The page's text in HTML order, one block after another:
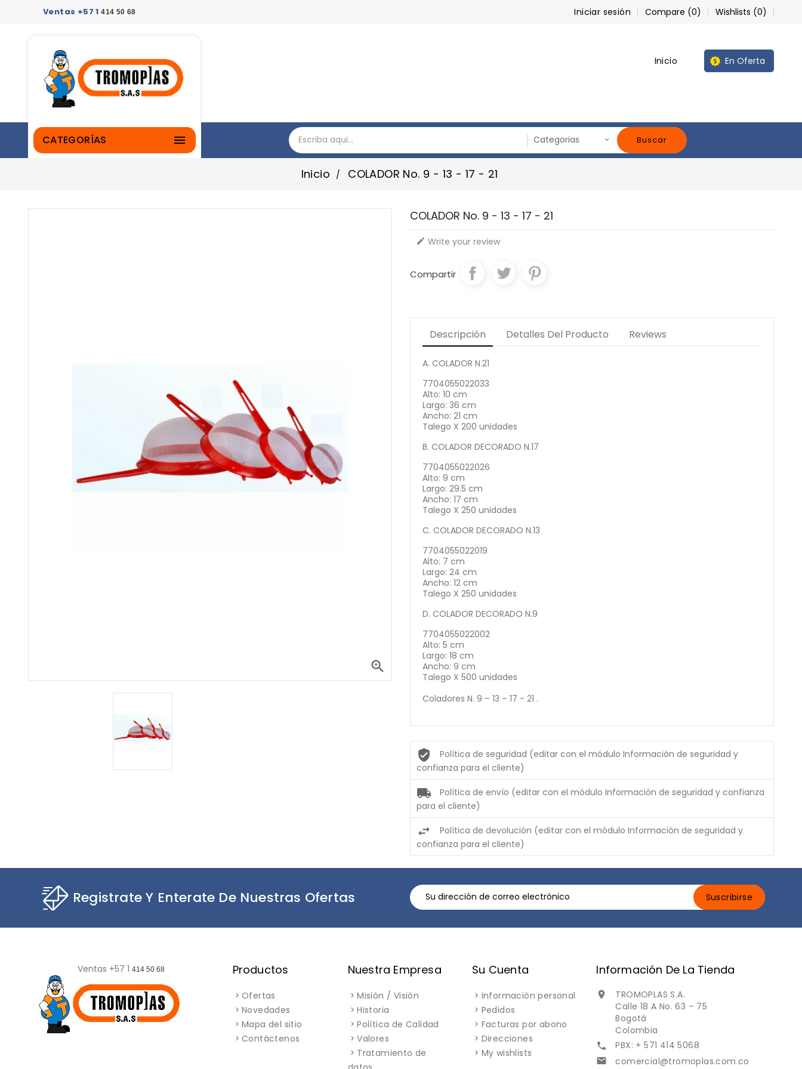
Ventas +57 1414 50 68 Iniciar sesión Compare (0) Wishlists (0)
Inicio En Oferta
CATEGORÍAS  Buscar
Inicio COLADOR No. 9 - 13 - 17 - 21

COLADOR No. 9 - 13 - 17 - 21
 Write your review
Compartir
Descripción Detalles Del Producto Reviews
A. COLADOR N.21
7704055022033
Alto: 10 cm
Largo: 36 cm
Ancho: 21 cm
Talego X 200 unidades
B. COLADOR DECORADO N.17
7704055022026
Alto: 9 cm
Largo: 29.5 cm
Ancho: 17 cm
Talego X 250 unidades
C. COLADOR DECORADO N.13
7704055022019
Alto: 7 cm
Largo: 24 cm
Ancho: 12 cm
Talego X 250 unidades
D. COLADOR DECORADO N.9
7704055022002
Alto: 5 cm
Largo: 18 cm
Ancho: 9 cm
Talego X 500 unidades
Coladores N. 9 – 13 – 17 - 21 .
Política de seguridad (editar con el módulo Información de seguridad y
confianza para el cliente)
Política de envío (editar con el módulo Información de seguridad y confianza
para el cliente)
Política de devolución (editar con el módulo Información de seguridad y
confianza para el cliente)
Registrate Y Enterate De Nuestras Ofertas
Ventas +57 1414 50 68 Productos
Ofertas
Novedades
Mapa del sitio
Contáctenos
Nuestra Empresa
Misión / Visión
Historia
Política de Calidad
Valores
Tratamiento de
Su Cuenta
Información personal
Pedidos
Facturas por abono
Direcciones
My wishlists
Información De La Tienda

TROMOPLAS S.A.
Calle 18 A No. 63 – 75
Bogotá
Colombia
 PBX: + 571 414 5068
 comercial@tromoplas.com.co